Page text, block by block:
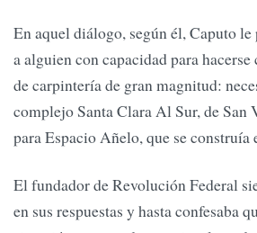
En aquel diálogo, se­gún él, Caputo
a al­guien con capacidad para
de carpintería de gran magnitud:
complejo Santa Clara Al Sur, de San
para Es­pacio Añelo, que se construía
El fundador de Revolución Fe­deral
en sus respuestas y hasta confesaba